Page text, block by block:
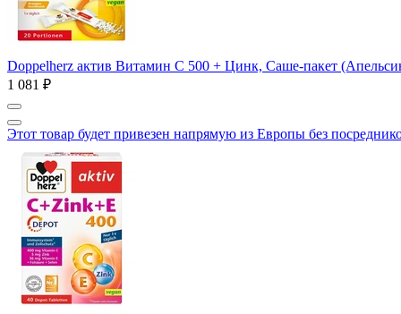
Doppelherz актив Витамин С 500 + Цинк, Саше-пакет
1 081 ₽
Этот товар будет привезен напрямую из Европы без